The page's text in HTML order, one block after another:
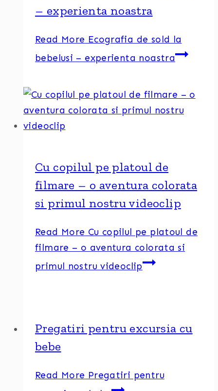
– experienta noastra
Read More Ecografia de sold la
bebelusi – experienta noastra
Cu copilul pe platoul de
filmare – o aventura colorata
si primul nostru videoclip
Read More Cu copilul pe platoul de
filmare – o aventura colorata si
primul nostru videoclip
Pregatiri pentru excursia cu
bebe
Read More Pregatiri pentru